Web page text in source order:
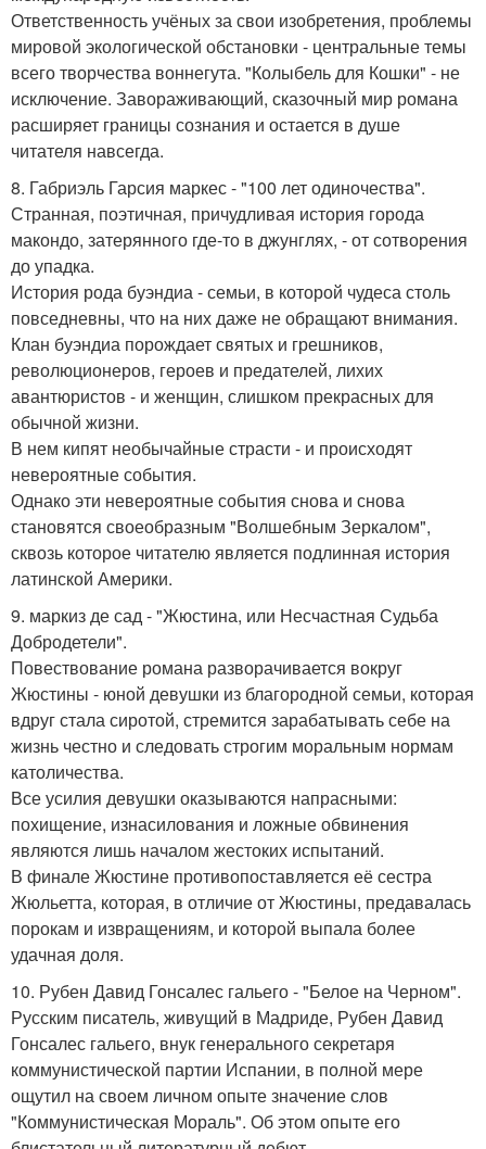
Ответственность учёных за свои изобретения, проблемы
мировой экологической обстановки - центральные темы
всего творчества воннегута. "Колыбель для Кошки" - не
исключение. Завораживающий, сказочный мир романа
расширяет границы сознания и остается в душе
читателя навсегда.
8. Габриэль Гарсия маркес - "100 лет одиночества".
Странная, поэтичная, причудливая история города
макондо, затерянного где-то в джунглях, - от сотворения
до упадка.
История рода буэндиа - семьи, в которой чудеса столь
повседневны, что на них даже не обращают внимания.
Клан буэндиа порождает святых и грешников,
революционеров, героев и предателей, лихих
авантюристов - и женщин, слишком прекрасных для
обычной жизни.
В нем кипят необычайные страсти - и происходят
невероятные события.
Однако эти невероятные события снова и снова
становятся своеобразным "Волшебным Зеркалом",
сквозь которое читателю является подлинная история
латинской Америки.
9. маркиз де сад - "Жюстина, или Несчастная Судьба
Добродетели".
Повествование романа разворачивается вокруг
Жюстины - юной девушки из благородной семьи, которая
вдруг стала сиротой, стремится зарабатывать себе на
жизнь честно и следовать строгим моральным нормам
католичества.
Все усилия девушки оказываются напрасными:
похищение, изнасилования и ложные обвинения
являются лишь началом жестоких испытаний.
В финале Жюстине противопоставляется её сестра
Жюльетта, которая, в отличие от Жюстины, предавалась
порокам и извращениям, и которой выпала более
удачная доля.
10. Рубен Давид Гонсалес гальего - "Белое на Черном".
Русским писатель, живущий в Мадриде, Рубен Давид
Гонсалес гальего, внук генерального секретаря
коммунистической партии Испании, в полной мере
ощутил на своем личном опыте значение слов
"Коммунистическая Мораль". Об этом опыте его